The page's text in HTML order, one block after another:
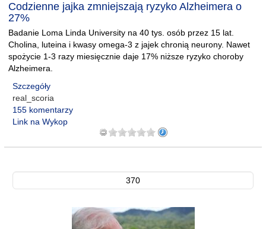
Codzienne jajka zmniejszają ryzyko Alzheimera o
27%
Badanie Loma Linda University na 40 tys. osób przez 15 lat.
Cholina, luteina i kwasy omega-3 z jajek chronią neurony. Nawet
spożycie 1-3 razy miesięcznie daje 17% niższe ryzyko choroby
Alzheimera.
Szczegóły
real_scoria
155 komentarzy
Link na Wykop
370